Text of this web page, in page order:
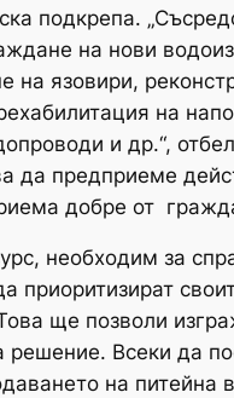
подкрепа.
на нови
на язовири,
на
и др.“,
да предприеме
добре от
необходим за
приоритизират
ще позволи
решение. Всеки да
на питейна